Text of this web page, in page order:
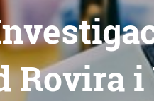
Rovira